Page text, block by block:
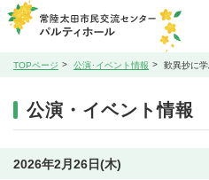
TOPページ 公演･イベント情報 歎異抄に
公演・イベント情報
2026年2月26日(木)